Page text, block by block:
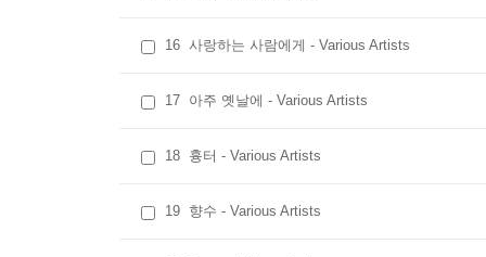
16 사랑하는 사람에게 - Various Artists
17 아주 옛날에 - Various Artists
18 흉터 - Various Artists
19 향수 - Various Artists